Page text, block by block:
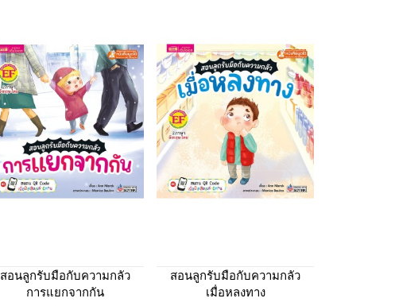
สอนลูกรับมือกับความกลัว
การแยกจากกัน
สอนลูกรับมือกับความกลัว
เมื่อหลงทาง